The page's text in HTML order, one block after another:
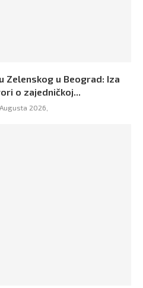
Zelenskog u Beograd: Iza
o zajedničkoj...
2026,